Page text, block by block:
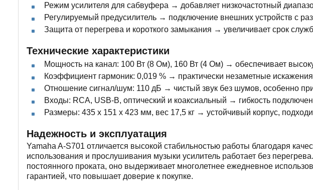
Режим усилителя для сабвуфера → добавляет низкочастотный
Регулируемый предусилитель → подключение внешних устройств с
Защита от перегрева и короткого замыкания → увеличивает срок
Технические характеристики
Мощность на канал: 100 Вт (8 Ом), 160 Вт (4 Ом) → обеспечивает
Коэффициент гармоник: 0,019 % → практически незаметные
Отношение сигнал/шум: 110 дБ → чистый звук без шумов, особенно
Входы: RCA, USB-B, оптический и коаксиальный → гибкость
Размеры: 435 x 151 x 423 мм, вес 17,5 кг → устойчивый корпус,
Надежность и эксплуатация
Yamaha A-S701 отличается высокой стабильностью работы благодаря
использования и прослушивания музыки усилитель работает без
постоянного проката, оно выдерживает многолетнее ежедневное
гарантией, что повышает доверие к покупке.